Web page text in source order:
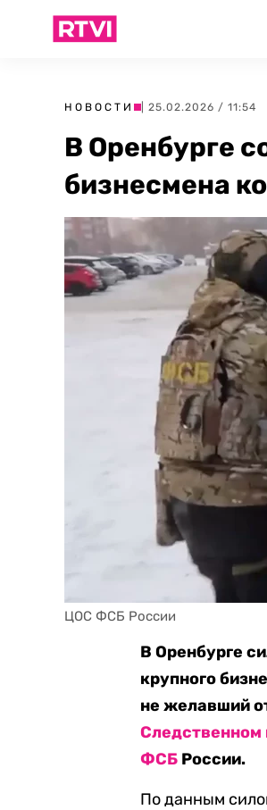
НОВОСТИ | 25.02.2026 / 11:54
В Оренбурге
бизнесмена
ЦОС ФСБ России
В Оренбурге
крупного
не желавший
Следственном
ФСБ России.
По данным